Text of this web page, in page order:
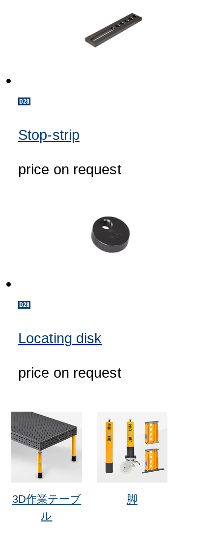
Stop-strip
price on request
Locating disk
price on request
3D作業テーブ
ル
脚